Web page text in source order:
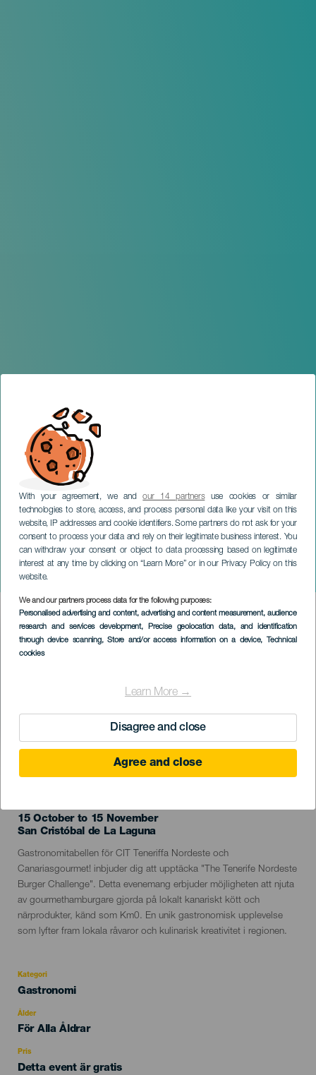
With your agreement, we andour 14 partnersuse cookies or similar
technologies to store, access, and process personal data like your visit on this
website, IP addresses and cookie identifiers. Some partners do not ask for your
consent to process your data and rely on their legitimate business interest. You
can withdraw your consent or object to data processing based on legitimate
interest at any time by clicking on “Learn More” or in our Privacy Policy on this
website.
We and our partners process data for the following purposes:
Personalised advertising and content, advertising and content measurement, audience
research and services development, Precise geolocation data, and identification
through device scanning, Store and/or access information on a device, Technical
cookies
Learn More →
Disagree and close
Agree and close
Burgerutmaningen
TENERIFE
Imagen
Listado
EVENEMANGET HÅLLS
15 October to 15 November
Localidad
San Cristóbal de La Laguna
Descripción
del
evento
Gastronomitabellen för CIT Teneriffa Nordeste och
Canariasgourmet! inbjuder dig att upptäcka "The Tenerife Nordeste
Burger Challenge". Detta evenemang erbjuder möjligheten att njuta
av gourmethamburgare gjorda på lokalt kanariskt kött och
närprodukter, känd som Km0. En unik gastronomisk upplevelse
som lyfter fram lokala råvaror och kulinarisk kreativitet i regionen.
Kategori
Categoría
evento
Gastronomi
Ålder
Edad
För Alla Åldrar
Pris
Detta event är gratis